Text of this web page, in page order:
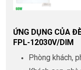
ỨNG DỤNG CỦA
FPL-12030V/DIM
Phòng khách,